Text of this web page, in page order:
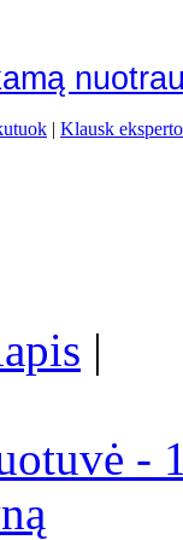
| Klausk eksperto
|
-